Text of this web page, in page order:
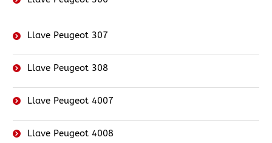
Llave Peugeot 307
Llave Peugeot 308
Llave Peugeot 4007
Llave Peugeot 4008